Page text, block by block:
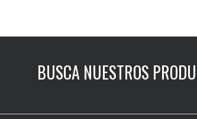
BUSCA NUESTROS